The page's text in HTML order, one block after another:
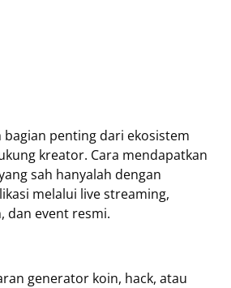
bagian penting dari ekosistem
kreator. Cara mendapatkan
sah hanyalah dengan
melalui live streaming,
dan event resmi.
generator koin, hack, atau